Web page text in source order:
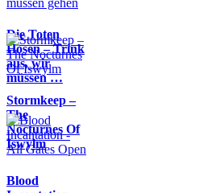
Die Toten
Hosen – Trink
aus, wir
müssen …
Stormkeep –
The
Nocturnes Of
Iswylm
Blood